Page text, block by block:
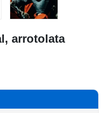
arrotolata